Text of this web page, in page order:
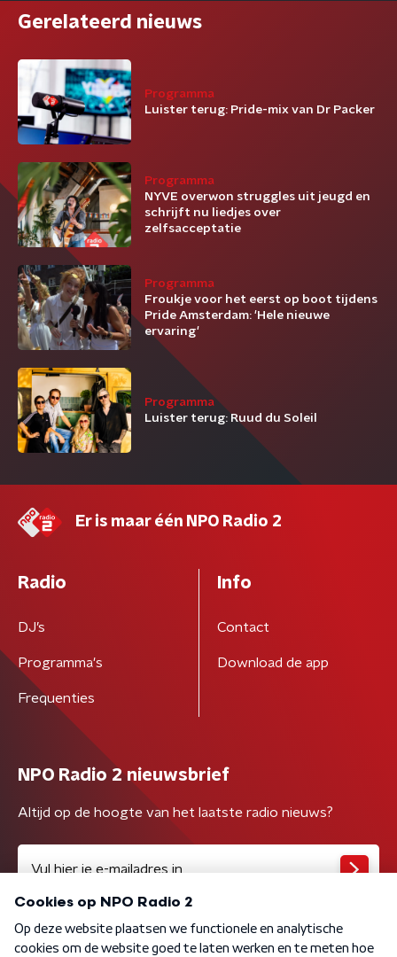
Gerelateerd nieuws
Programma
Luister terug: Pride-mix van Dr Packer
Programma
NYVE overwon struggles uit jeugd en
schrijft nu liedjes over
zelfsacceptatie
Programma
Froukje voor het eerst op boot tijdens
Pride Amsterdam: 'Hele nieuwe
ervaring'
Programma
Luister terug: Ruud du Soleil
Er is maar één NPO Radio 2
Radio
DJ’s
Programma's
Frequenties
Info
Contact
Download de app
NPO Radio 2 nieuwsbrief
Altijd op de hoogte van het laatste radio nieuws?